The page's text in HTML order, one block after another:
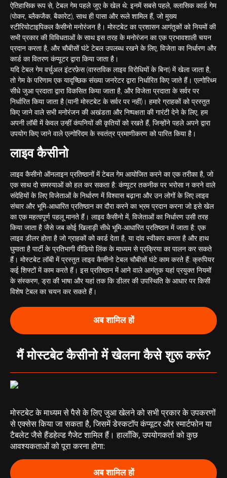
ऐतिहासिक रूप से, टेबल गेम पहले जुए के खेल थे: इनमें सबसे पहले, क्लासिक कार्ड गेम
(पोकर, ब्लैकजैक, बैकारेट), साथ ही पासा और रूले शामिल हैं, जो मुख्य
स्टीरियोटाइपिकल कैसीनो मनोरंजन है। मोस्टबेट का प्रशासन आगंतुकों को नियमों की
सभी प्रकार की विविधताओं के साथ इस तरह के मनोरंजन का एक प्रभावशाली चयन
प्रदान करता है, और चौबीसों घंटे टेबल उपलब्ध रखने के लिए, विजेता का निर्धारण और
कार्ड का वितरण कंप्यूटर द्वारा किया जाता है।
यदि टेबल गेम वर्चुअल इंटरफ़ेस (वास्तविक लाइव विरोधियों के बिना) में खेला जाता है,
तो गेम के परिणाम एक यादृच्छिक संख्या जनरेटर द्वारा निर्धारित किए जाते हैं। एल्गोरिथ्म
सीधे जुआ प्रदाता द्वारा विकसित किया जाता है, और विजेता प्रदाता के सर्वर पर
निर्धारित किया जाता है (यानी मोस्टबेट के सर्वर पर नहीं)। हमारे ग्राहकों को प्रस्तुत
किए जाने वाले सभी मनोरंजन की अखंडता और निष्पक्षता की गारंटी देने के लिए, हम
अपनी लॉबी में केवल उन्हीं कंपनियों की कृतियों को रखते हैं, जिन्होंने पहले अपने द्वारा
उपयोग किए जाने वाले एल्गोरिदम के स्वतंत्र प्रमाणीकरण को पारित किया है।
लाइव कैसीनो
लाइव कैसीनो ऑनलाइन प्रतिष्ठानों में टेबल गेम आयोजित करने का एक तरीका है, जो
एक साथ दो समस्याओं को हल कर सकता है: कंप्यूटर तकनीक पर भरोसा न करने वाले
संदेहियों के लिए विजेताओं के निर्धारण में विश्वास बढ़ाना और उन लोगों के लिए लाइव
संचार और भूमि-आधारित प्रतिष्ठान का दौरा करने का भ्रम प्रदान करना जो इसे खेल
का एक महत्वपूर्ण पहलू मानते हैं। लाइव कैसीनो में, विजेताओं का निर्धारण उसी तरह
किया जाता है जैसे जब कोई खिलाड़ी सीधे भूमि-आधारित प्रतिष्ठान में जाता है: एक
लाइव डीलर होता है जो ग्राहकों को कार्ड देता है, या दांव स्वीकार करता है और हाथ
घुमाता है पार्टी के प्रतिभागी वीडियो लिंक के माध्यम से प्रक्रिया का पालन कर सकते
हैं। मोस्टबेट लॉबी में प्रस्तुत लाइव कैसीनो टेबल चौबीसों घंटे काम करते हैं: क्रुपियर
कई शिफ्टों में काम करते हैं। इस प्रतिष्ठान में आने वाले आगंतुक यहां प्रयुक्त नियमों
के संस्करण, ड्रा की भाषा और यहां तक ​​कि डीलर की उपस्थिति के आधार पर किसी
विशेष टेबल का चयन कर सकते हैं।
अब शामिल हों
मैं मोस्टबेट कैसीनो में खेलना कैसे शुरू करूं?
मोस्टबेट के माध्यम से पैसे के लिए जुआ खेलने को सभी प्रकार के उपकरणों
से एक्सेस किया जा सकता है, जिसमें डेस्कटॉप कंप्यूटर और स्मार्टफोन या
टैबलेट जैसे हैंडहेल्ड गैजेट शामिल हैं। हालाँकि, उपयोगकर्ता को कुछ
आवश्यकताओं को पूरा करना होगा:
अब शामिल हों